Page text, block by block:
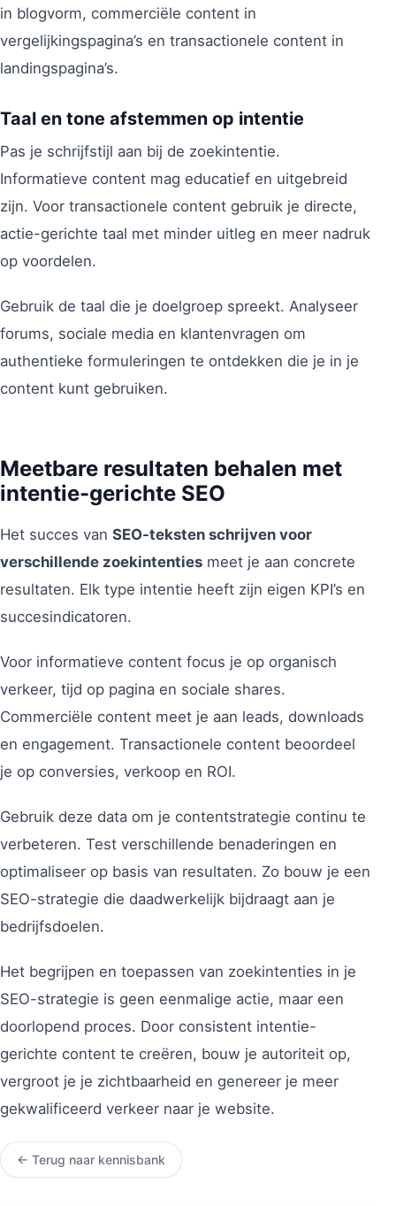
in blogvorm, commerciële content in
vergelijkingspagina’s en transactionele content in
landingspagina’s.
Taal en tone afstemmen op intentie
Pas je schrijfstijl aan bij de zoekintentie.
Informatieve content mag educatief en uitgebreid
zijn. Voor transactionele content gebruik je directe,
actie-gerichte taal met minder uitleg en meer nadruk
op voordelen.
Gebruik de taal die je doelgroep spreekt. Analyseer
forums, sociale media en klantenvragen om
authentieke formuleringen te ontdekken die je in je
content kunt gebruiken.
Meetbare resultaten behalen met
intentie-gerichte SEO
Het succes van SEO-teksten schrijven voor
verschillende zoekintenties meet je aan concrete
resultaten. Elk type intentie heeft zijn eigen KPI’s en
succesindicatoren.
Voor informatieve content focus je op organisch
verkeer, tijd op pagina en sociale shares.
Commerciële content meet je aan leads, downloads
en engagement. Transactionele content beoordeel
je op conversies, verkoop en ROI.
Gebruik deze data om je contentstrategie continu te
verbeteren. Test verschillende benaderingen en
optimaliseer op basis van resultaten. Zo bouw je een
SEO-strategie die daadwerkelijk bijdraagt aan je
bedrijfsdoelen.
Het begrijpen en toepassen van zoekintenties in je
SEO-strategie is geen eenmalige actie, maar een
doorlopend proces. Door consistent intentie-
gerichte content te creëren, bouw je autoriteit op,
vergroot je je zichtbaarheid en genereer je meer
gekwalificeerd verkeer naar je website.
← Terug naar kennisbank